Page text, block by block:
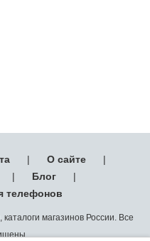
| О сайте
|
| Блог
|
телефонов
магазинов России. Все